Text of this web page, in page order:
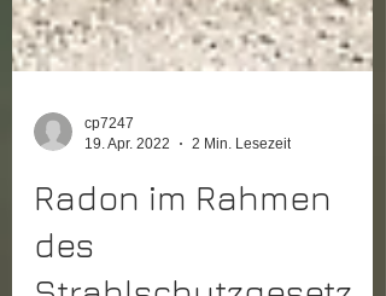
cp7247
19. Apr. 2022
2 Min. Lesezeit
Radon im Rahmen